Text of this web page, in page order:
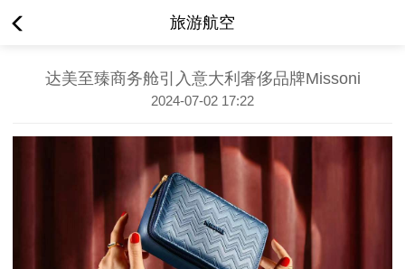
旅游航空
达美至臻商务舱引入意大利奢侈品牌Missoni
2024-07-02 17:22